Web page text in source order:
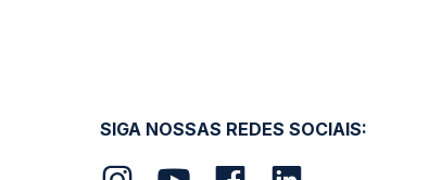
SIGA NOSSAS REDES SOCIAIS: